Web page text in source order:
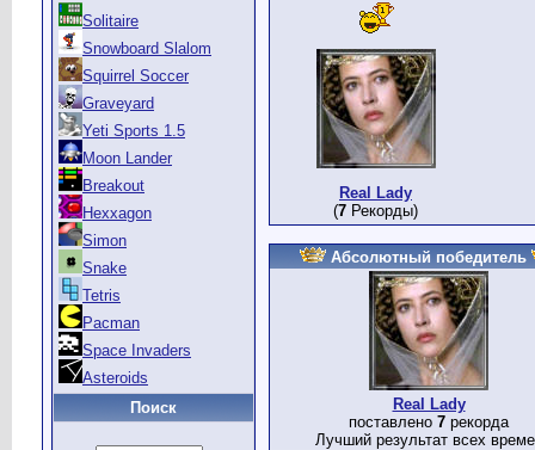
Solitaire
Snowboard Slalom
Squirrel Soccer
Graveyard
Yeti Sports 1.5
Moon Lander
Breakout
Hexxagon
Simon
Snake
Tetris
Pacman
Space Invaders
Asteroids
Поиск
Real Lady
(7 Рекорды)
Абсолютный победитель
Real Lady
поставлено 7 рекорда
Лучший результат всех